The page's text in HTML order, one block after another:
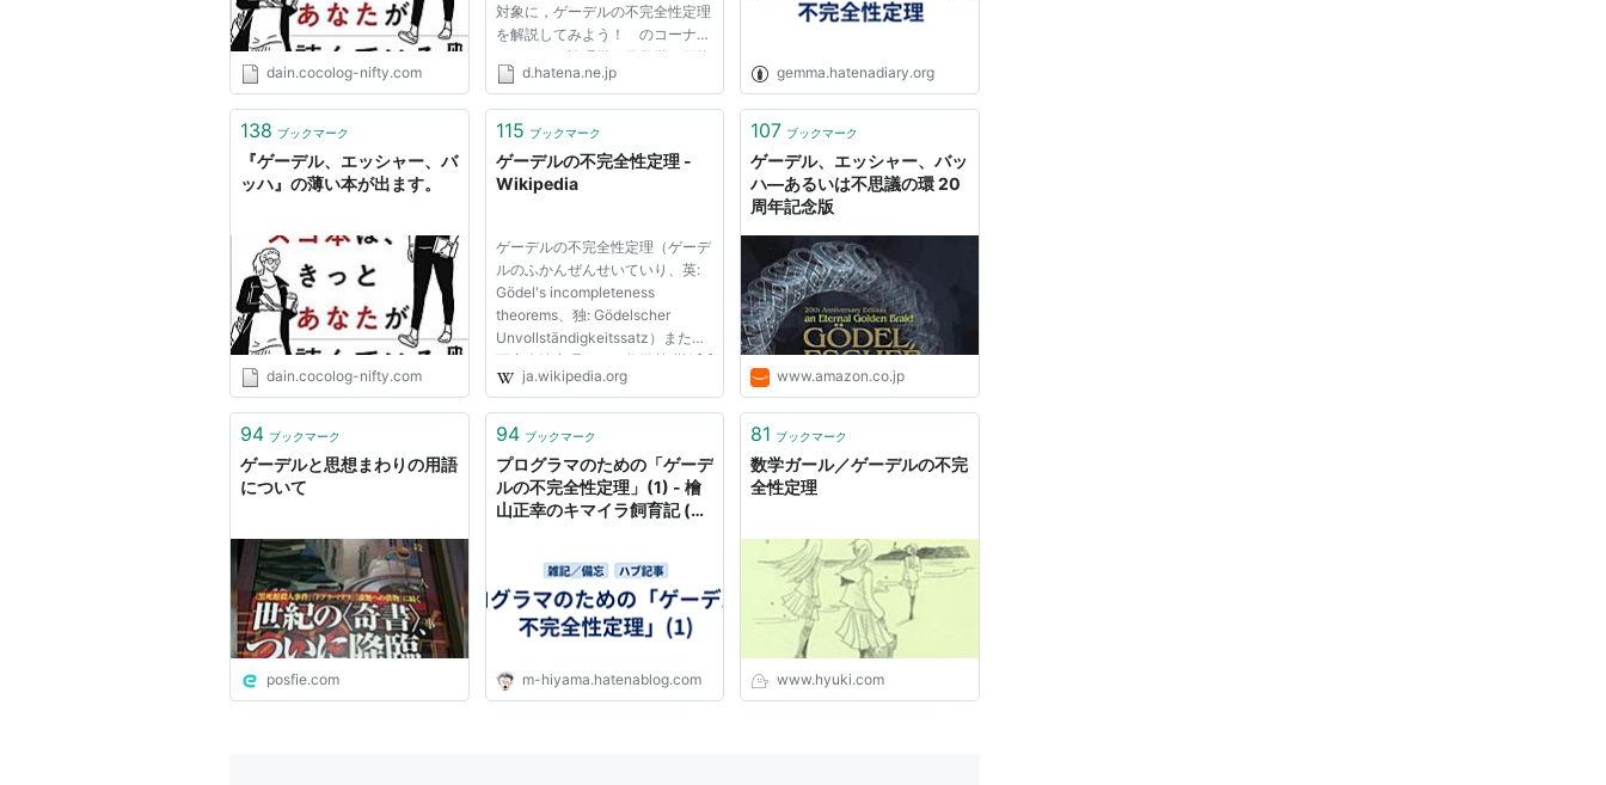
証明論（実数論など）の導入など、証明論を勉強する上で欠かせない定理が収めら
れている。理論整然としてコンパクトなので読むのは少し大変かもしれない。さら
に進んだ本としては最後に挙げる同じ著者の本がよい。
『数学基礎論講義』 田中一之他著 日本評論社 1997年( isbn:4535782415)
この本はゲーデルの不完全性定理を含めた数理論理学、数学基礎論の成果をコンパ
クトに収めた良書である。ゲーデルの不完全性定理も現代的な手法を用いて解説し
てある。特に、第二不完全性定理について解説してある点は貴重。ただ、そのコン
パクトさ故に読みづらい点もあるかもしれない。
『リーディングス数学の哲学 : ゲーデル以後』 飯田隆編 勁草書房 1995年
(isbn:4326101040)
ゲーデルの数学の哲学に対する貢献が知りたければ、この本に収められている論文
や各章の初めについている解説を読むといいと思う。各論文の後に収められている
文献表も有益。ゲーデルの数学の哲学から、現代の数学の哲学の有名な論文までが
収められている。
Hilbert's Program : an essay on mathematical instrumentalism, M. Detlefsen,
isbn:9027721513)
ゲーデルの不完全性定理はヒルベルト・プログラムを打ち破ったという主張がどれ
だけ維持できるのか、について詳細に論じた本。著者のヒルベルト・プログラムの
見方は相当に偏っていて、そのままでは普通受け入れることのできない議論もある
が、刺激的な事は事実。ちなみにこうした話に興味があれば、ディトレフセンの他
の論文やゲオルグ・クライゼル(G. Kreisel)のいくつかの論文もお勧め。
dain.cocolog-nifty.com
対象に，ゲーデルの不完全性定理
を解説してみよう！ のコーナー
です． 論理学と代数学（可換
環論）との対応については，檜山
ます： 古典論理は可換環論なん
だよ - 檜山正幸のキマイラ飼...
d.hatena.ne.jp gemma.hatenadiary.org
138 ブックマーク
『ゲーデル、エッシャー、バ
ッハ』の薄い本が出ます。
dain.cocolog-nifty.com
115 ブックマーク
ゲーデルの不完全性定理 -
Wikipedia
ゲーデルの不完全性定理（ゲーデ
ルのふかんぜんせいていり、英:
Gödel's incompleteness
theorems、独: Gödelscher
Unvollständigkeitssatz）または
不完全性定理とは、数学基礎論[1]
とコンピュータ科学（計算機科
学基礎論は数理論理学や超数学と
ほぼ同義な分野で、コンピュータ
科学と密接...
ja.wikipedia.org
107 ブックマーク
ゲーデル、エッシャー、バッ
ハ―あるいは不思議の環 20
周年記念版
www.amazon.co.jp
94 ブックマーク
ゲーデルと思想まわりの用語
について
posfie.com
94 ブックマーク
プログラマのための「ゲーデ
ルの不完全性定理」(1) - 檜
山正幸のキマイラ飼育記 (は
m-hiyama.hatenablog.com
81 ブックマーク
数学ガール／ゲーデルの不完
全性定理
www.hyuki.com